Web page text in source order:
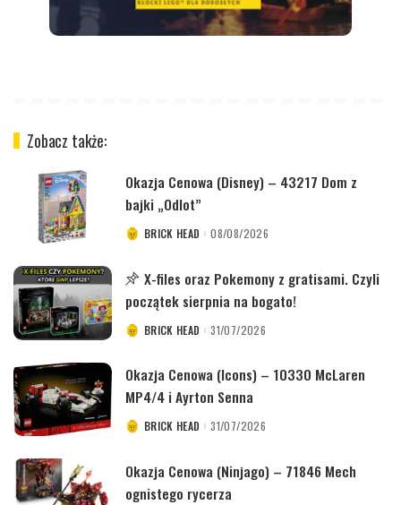
Zobacz także:
Okazja Cenowa (Disney) – 43217 Dom z
bajki „Odlot”
POSTEDBRICK HEAD 08/08/2026
X-files oraz Pokemony z gratisami. Czyli
początek sierpnia na bogato!
POSTEDBRICK HEAD 31/07/2026
Okazja Cenowa (Icons) – 10330 McLaren
MP4/4 i Ayrton Senna
POSTEDBRICK HEAD 31/07/2026
Okazja Cenowa (Ninjago) – 71846 Mech
ognistego rycerza